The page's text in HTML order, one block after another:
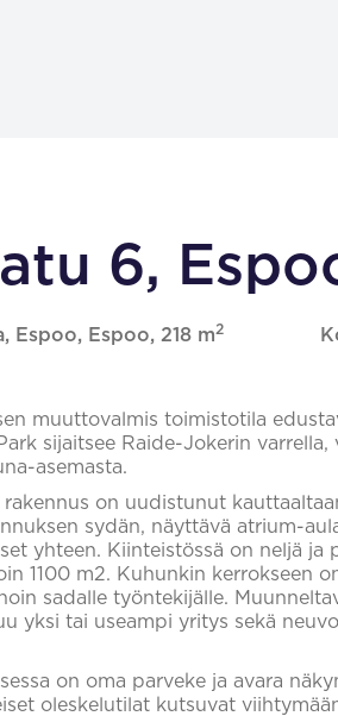
6,
Espoo, Espoo, 218 m2
muuttovalmis toimistotila
sijaitsee Raide-Jokerin
asemasta.
on uudistunut
sydän, näyttävä atrium-
yhteen. Kiinteistössä on neljä ja
1100 m2. Kuhunkin kerrokseen
sadalle työntekijälle.
yksi tai useampi yritys sekä
on oma parveke ja avara
oleskelutilat kutsuvat